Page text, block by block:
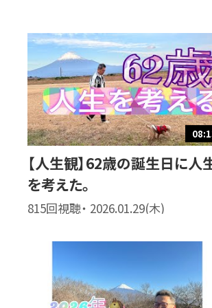
【人生観】62歳の誕生日に人
を考えた。
815回視聴・ 2026.01.29(木)